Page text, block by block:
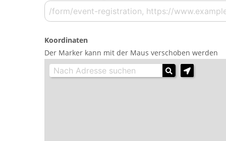
Koordinaten
Der Marker kann mit der Maus verschoben werden